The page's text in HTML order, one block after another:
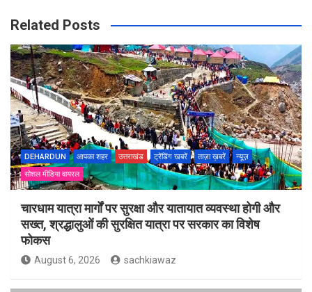
Related Posts
DEHARDUN आपका शहर उत्तराखंड ट्रेंडिंग खबरें ताज़ा ख़बरें
न्यूज़
सोशल मीडिया वायरल
चारधाम यात्रा मार्गों पर सुरक्षा और यातायात व्यवस्था होगी और
सख्त, श्रद्धालुओं की सुरक्षित यात्रा पर सरकार का विशेष
फोकस
August 6, 2026 sachkiawaz